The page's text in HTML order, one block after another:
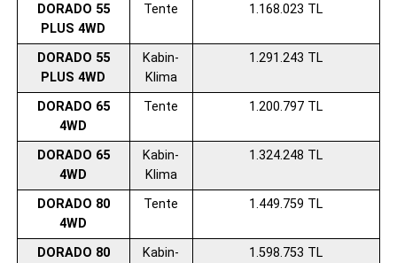
DORADO 55
PLUS 4WD
Tente 1.168.023 TL
DORADO 55
PLUS 4WD
Kabin-
Klima
1.291.243 TL
DORADO 65
4WD
Tente 1.200.797 TL
DORADO 65
4WD
Kabin-
Klima
1.324.248 TL
DORADO 80
4WD
Tente 1.449.759 TL
DORADO 80
Kabin-
1.598.753 TL